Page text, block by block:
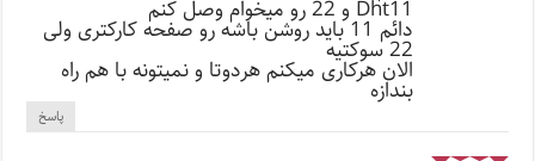
Dht11 و 22 رو میخوام وصل کنم
دائم 11 باید روشن باشه رو صفحه کارکتری ولی
22 سوکتیه
الان هرکاری میکنم هردوتا و نمیتونه با هم راه
بندازه
پاسخ